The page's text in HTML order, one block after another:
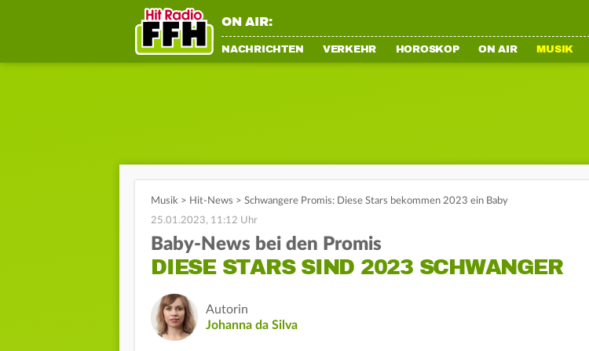
ON AIR:
NACHRICHTEN VERKEHR HOROSKOP ON AIR MUSIK
Musik > Hit-News > Schwangere Promis: Diese Stars bekommen 2023 ein Baby
25.01.2023, 11:12 Uhr
Baby-News bei den Promis
DIESE STARS SIND 2023 SCHWANGER
Autorin
Johanna da Silva